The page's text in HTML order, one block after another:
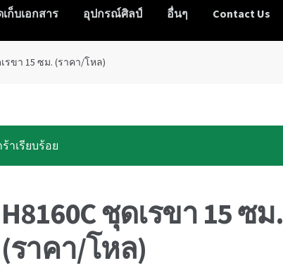
ก็บเอกสาร อุปกรณ์ศิลป์ อื่นๆ Contact Us
News
เรขา 15 ซม. (ราคา/โหล)
าเรียบร้อย
H8160C ชุดเรขา 15 ซม.
(ราคา/โหล)